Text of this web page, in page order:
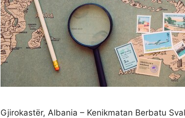
Gjirokastër, Albania – Kenikmatan Berbatu